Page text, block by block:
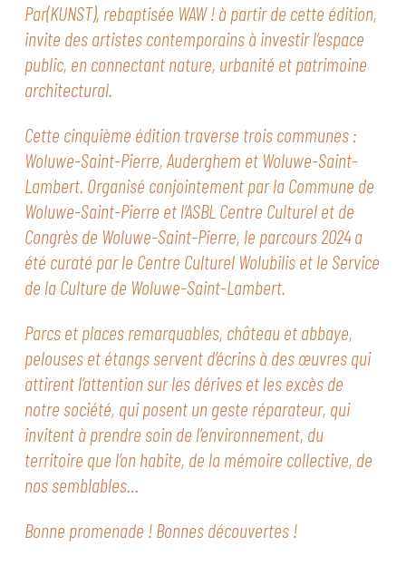
Par(KUNST), rebaptisée WAW ! à partir de cette édition,
invite des artistes contemporains à investir l’espace
public, en connectant nature, urbanité et patrimoine
architectural.
Cette cinquième édition traverse trois communes :
Woluwe-Saint-Pierre, Auderghem et Woluwe-Saint-
Lambert. Organisé conjointement par la Commune de
Woluwe-Saint-Pierre et l’ASBL Centre Culturel et de
Congrès de Woluwe-Saint-Pierre, le parcours 2024 a
été curaté par le Centre Culturel Wolubilis et le Service
de la Culture de Woluwe-Saint-Lambert.
Parcs et places remarquables, château et abbaye,
pelouses et étangs servent d’écrins à des œuvres qui
attirent l’attention sur les dérives et les excès de
notre société, qui posent un geste réparateur, qui
invitent à prendre soin de l’environnement, du
territoire que l’on habite, de la mémoire collective, de
nos semblables…
Bonne promenade ! Bonnes découvertes !